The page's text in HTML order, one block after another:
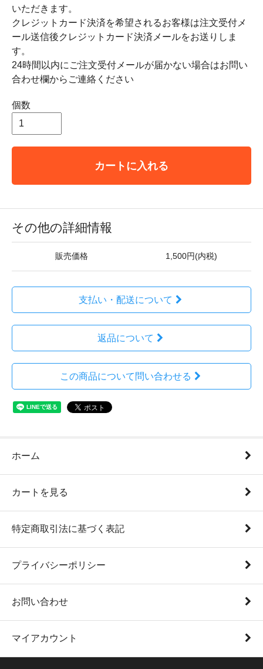
いただきます。
クレジットカード決済を希望されるお客様は注文受付メ
ール送信後クレジットカード決済メールをお送りしま
す。
24時間以内にご注文受付メールが届かない場合はお問い
合わせ欄からご連絡ください
個数
カートに入れる
その他の詳細情報
販売価格 1,500円(内税)
支払い・配送について
返品について
この商品について問い合わせる
ホーム
カートを見る
特定商取引法に基づく表記
プライバシーポリシー
お問い合わせ
マイアカウント